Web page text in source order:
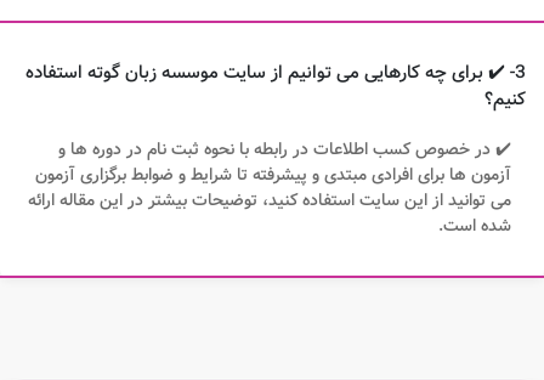
3- ✔️ برای چه کارهایی می توانیم از سایت موسسه زبان گوته استفاده
کنیم؟
✔️ در خصوص کسب اطلاعات در رابطه با نحوه ثبت نام در دوره ها و
آزمون ها برای افرادی مبتدی و پیشرفته تا شرایط و ضوابط برگزاری آزمون
می توانید از این سایت استفاده کنید، توضیحات بیشتر در این مقاله ارائه
شده است.